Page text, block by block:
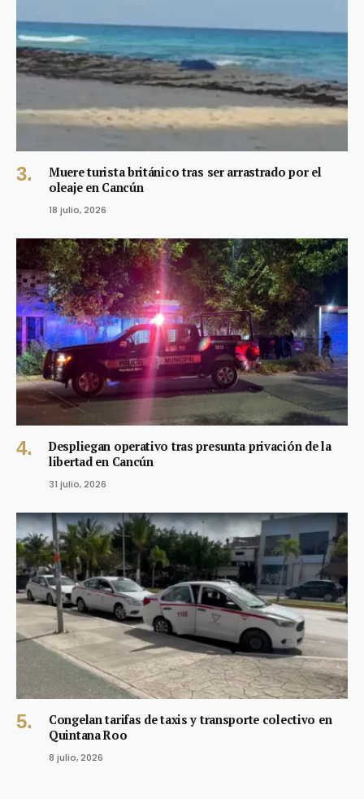
Muere turista británico tras ser arrastrado por el
oleaje en Cancún
18 julio, 2026
Despliegan operativo tras presunta privación de la
libertad en Cancún
31 julio, 2026
Congelan tarifas de taxis y transporte colectivo en
Quintana Roo
8 julio, 2026